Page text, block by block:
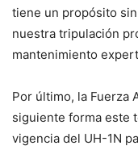
tiene un propósito
nuestra tripulación
mantenimiento
Por último, la Fuerza
siguiente forma este
vigencia del UH-1N